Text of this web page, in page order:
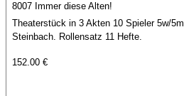
8007 Immer diese Alten!
Theaterstück in 3 Akten 10 Spieler 5w/
Steinbach. Rollensatz 11 Hefte.
152.00 €